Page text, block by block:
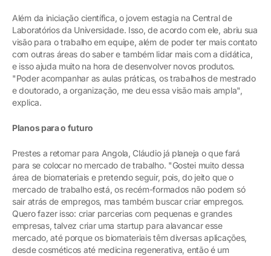
Além da iniciação científica, o jovem estagia na Central de
Laboratórios da Universidade. Isso, de acordo com ele, abriu sua
visão para o trabalho em equipe, além de poder ter mais contato
com outras áreas do saber e também lidar mais com a didática,
e isso ajuda muito na hora de desenvolver novos produtos.
"Poder acompanhar as aulas práticas, os trabalhos de mestrado
e doutorado, a organização, me deu essa visão mais ampla",
explica.
Planos para o futuro
Prestes a retornar para Angola, Cláudio já planeja o que fará
para se colocar no mercado de trabalho. "Gostei muito dessa
área de biomateriais e pretendo seguir, pois, do jeito que o
mercado de trabalho está, os recém-formados não podem só
sair atrás de empregos, mas também buscar criar empregos.
Quero fazer isso: criar parcerias com pequenas e grandes
empresas, talvez criar uma startup para alavancar esse
mercado, até porque os biomateriais têm diversas aplicações,
desde cosméticos até medicina regenerativa, então é um